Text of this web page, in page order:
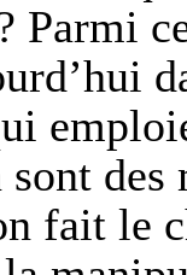
Parmi
des
fait le